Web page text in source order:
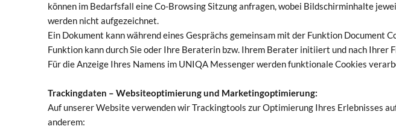
können im Bedarfsfall eine Co-Browsing Sitzung anfragen, wobei Bildschirminhalte
werden nicht aufgezeichnet.
Ein Dokument kann während eines Gesprächs gemeinsam mit der Funktion
Funktion kann durch Sie oder Ihre Beraterin bzw. Ihrem Berater initiiert und nach Ihrer
Für die Anzeige Ihres Namens im UNIQA Messenger werden funktionale Cookies
Trackingdaten – Websiteoptimierung und Marketingoptimierung:
Auf unserer Website verwenden wir Trackingtools zur Optimierung Ihres Erlebnisses
anderem: